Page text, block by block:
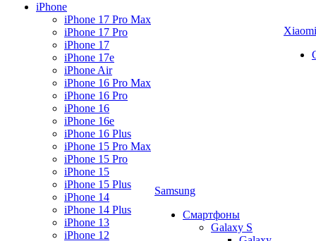
iPhone
iPhone 17 Pro Max
iPhone 17 Pro
iPhone 17
iPhone 17e
iPhone Air
iPhone 16 Pro Max
iPhone 16 Pro
iPhone 16
iPhone 16e
iPhone 16 Plus
iPhone 15 Pro Max
iPhone 15 Pro
iPhone 15
iPhone 15 Plus
iPhone 14
iPhone 14 Plus
iPhone 13
iPhone 12
Samsung
Смартфоны
Galaxy S
Xiaomi